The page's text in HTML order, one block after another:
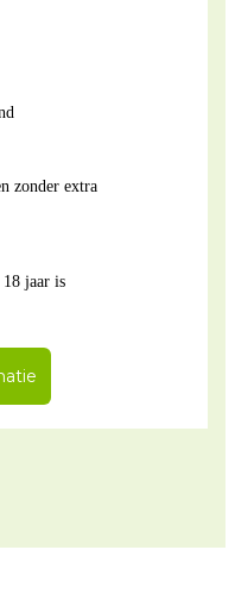
zonder extra
jaar is